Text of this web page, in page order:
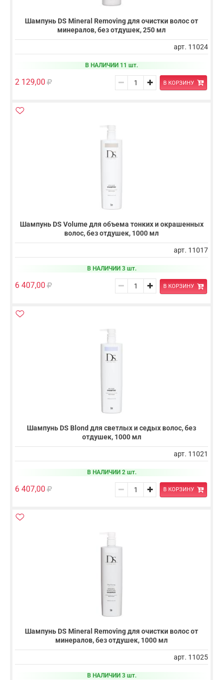
Шампунь DS Mineral Removing для очистки волос от
минералов, без отдушек, 250 мл
арт. 11024
В НАЛИЧИИ 11 шт.
2 129,00 В КОРЗИНУ
Шампунь DS Volume для объема тонких и окрашенных
волос, без отдушек, 1000 мл
арт. 11017
В НАЛИЧИИ 3 шт.
6 407,00 В КОРЗИНУ
Шампунь DS Blond для светлых и седых волос, без
отдушек, 1000 мл
арт. 11021
В НАЛИЧИИ 2 шт.
6 407,00 В КОРЗИНУ
Шампунь DS Mineral Removing для очистки волос от
минералов, без отдушек, 1000 мл
арт. 11025
В НАЛИЧИИ 3 шт.